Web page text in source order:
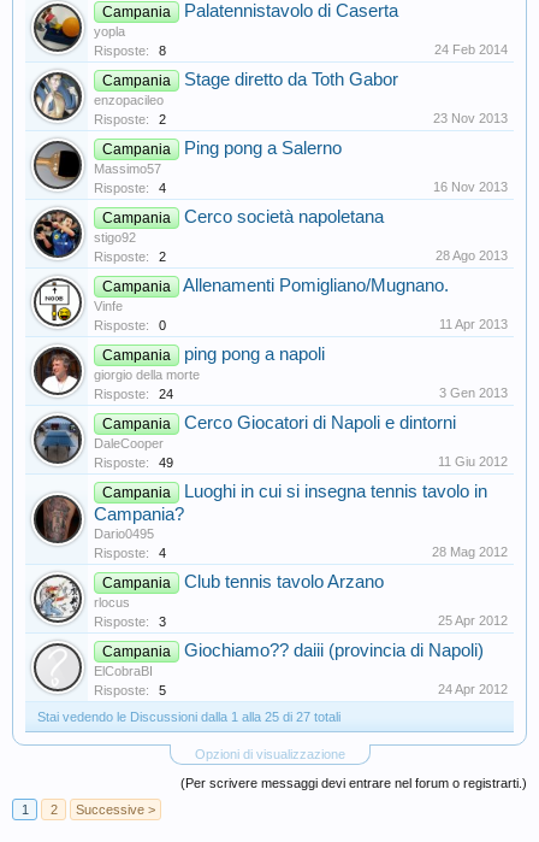
Campania Palatennistavolo di Caserta
yopla
Risposte:
8 24 Feb 2014
Campania Stage diretto da Toth Gabor
enzopacileo
Risposte:
2 23 Nov 2013
Campania Ping pong a Salerno
Massimo57
Risposte:
4 16 Nov 2013
Campania Cerco società napoletana
stigo92
Risposte:
2 28 Ago 2013
Campania Allenamenti Pomigliano/Mugnano.
Vinfe
Risposte:
0 11 Apr 2013
Campania ping pong a napoli
giorgio della morte
Risposte:
24 3 Gen 2013
Campania Cerco Giocatori di Napoli e dintorni
DaleCooper
Risposte:
49 11 Giu 2012
Campania
Luoghi in cui si insegna tennis tavolo in
Campania?
Dario0495
Risposte:
4 28 Mag 2012
Campania Club tennis tavolo Arzano
rlocus
Risposte:
3 25 Apr 2012
Campania Giochiamo?? daiii (provincia di Napoli)
ElCobraBI
Risposte:
5
24 Apr 2012
Stai vedendo le Discussioni dalla 1 alla 25 di 27 totali
Opzioni di visualizzazione
(Per scrivere messaggi devi entrare nel forum o registrarti.)
1
2 Successive >